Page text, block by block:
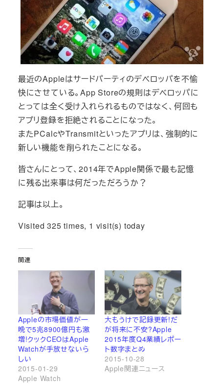
最近のAppleはサードパーティのデベロッパを不愉
快にさせている。App Storeの規則はデベロッパに
とっては全く受け入れられるものではなく、何回も
アプリ登録を拒絶されることになった。
またPCalcやTransmitといったアプリは、強制的に
新しい機能を削られたことになる。
皆さんにとって、2014年でApple関係で最も記憶
に残る出来事は何だっただろうか？
記事は以上。
Visited 325 times, 1 visit(s) today
関連
Appleの市場価値が一
晩で5兆8900億円も激
増!クックCEOはApple
Watchが手放せないら
しい
2015-01-29
Apple Watch
大もうけで記録更新!だ
が将来に不安?Apple
2015年度Q4業績レポー
ト数字まとめ
2015-10-28
Apple関連ニュース